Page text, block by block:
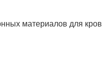
материалов для